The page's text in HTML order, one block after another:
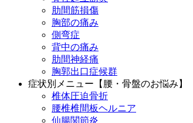
肋間筋損傷
胸部の痛み
側弯症
背中の痛み
肋間神経痛
胸郭出口症候群
症状別メニュー【腰・骨盤のお悩み】
椎体圧迫骨折
腰椎椎間板ヘルニア
仙腸関節炎